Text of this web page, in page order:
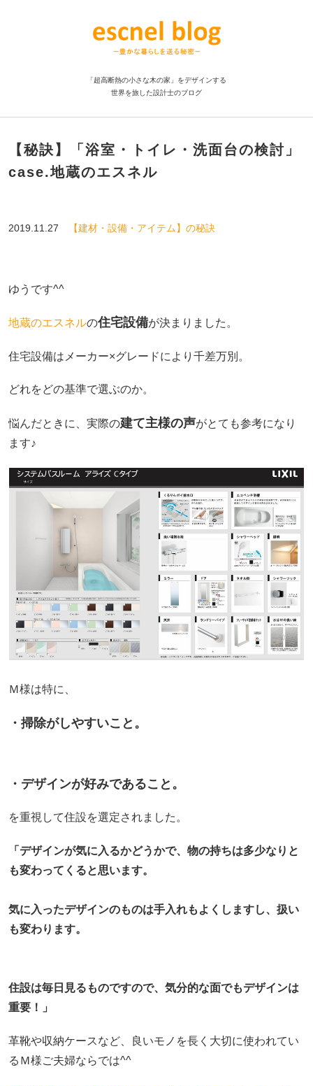
「超高断熱の小さな木の家」をデザインする
世界を旅した設計士のブログ
【秘訣】「浴室・トイレ・洗面台の検討」
case.地蔵のエスネル
2019.11.27 【建材・設備・アイテム】の秘訣
ゆうです^^
地蔵のエスネルの住宅設備が決まりました。
住宅設備はメーカー×グレードにより千差万別。
どれをどの基準で選ぶのか。
悩んだときに、実際の建て主様の声がとても参考になり
ます♪
Ｍ様は特に、
・掃除がしやすいこと。
・デザインが好みであること。
を重視して住設を選定されました。
「デザインが気に入るかどうかで、物の持ちは多少なりと
も変わってくると思います。
気に入ったデザインのものは手入れもよくしますし、扱い
も変わります。
住設は毎日見るものですので、気分的な面でもデザインは
重要！」
革靴や収納ケースなど、良いモノを長く大切に使われてい
るＭ様ご夫婦ならでは^^